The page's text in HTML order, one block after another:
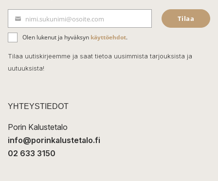
e
b
o
o
k
ä
h
k
t
nimi.sukunimi@osoite.com Tilaa
Olen lukenut ja hyväksyn käyttöehdot.
Tilaa uutiskirjeemme ja saat tietoa uusimmista tarjouksista ja
uutuuksista!
YHTEYSTIEDOT
Porin Kalustetalo
info@porinkalustetalo.fi
02 633 3150